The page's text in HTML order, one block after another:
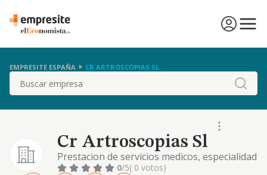
EMPRESITE ESPAÑA CR ARTROSCOPIAS SL
Buscar
Cr Artroscopias Sl
Prestacion de servicios medicos, especialidad
de traumatologia
0/5( 0 votos)